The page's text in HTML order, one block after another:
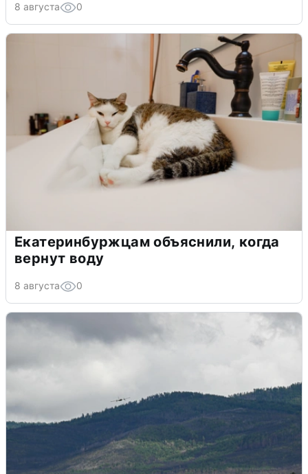
8 августа 0
Екатеринбуржцам объяснили, когда
вернут воду
8 августа 0